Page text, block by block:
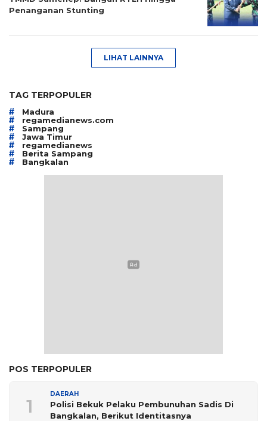
Penanganan Stunting
LIHAT LAINNYA
TAG TERPOPULER
# Madura
# regamedianews.com
# Sampang
# Jawa Timur
# regamedianews
# Berita Sampang
# Bangkalan
POS TERPOPULER
1
DAERAH
Polisi Bekuk Pelaku Pembunuhan Sadis Di
Bangkalan, Berikut Identitasnya